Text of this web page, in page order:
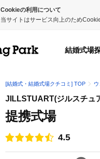
Cookieの利用について
当サイトはサービス向上のため
結婚式場
[結婚式・結婚式場クチコミ] TOP
JILLSTUART(ジルスチュ
提携式場
点数
4.5